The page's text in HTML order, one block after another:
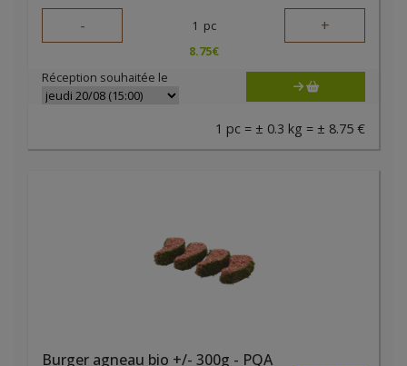
- 1 pc +
8.75€
Réception souhaitée le
1 pc = ± 0.3 kg = ± 8.75 €
Burger agneau bio +/- 300g - PQA